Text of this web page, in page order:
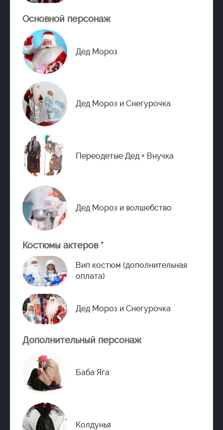
Основной персонаж
Дед Мороз
Дед Мороз и Снегурочка
Переодетые Дед + Внучка
Дед Мороз и волшебство
Костюмы актеров *
Вип костюм (дополнительная
оплата)
Дед Мороз и Снегурочка
Дополнительный персонаж
Баба Яга
Колдунья